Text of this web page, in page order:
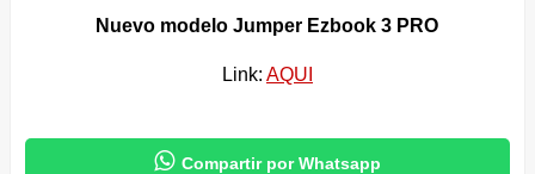
Nuevo modelo Jumper Ezbook 3 PRO
Link: AQUI
 Compartir por Whatsapp